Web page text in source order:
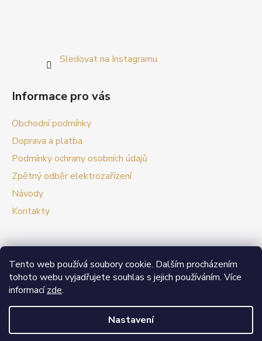
Tento web používá soubory cookie. Dalším procházením
tohoto webu vyjadřujete souhlas s jejich používáním. Více
informacízde.
Nastavení
Sledovat na Instagramu
Informace pro vás
Obchodní podmínky
Doprava a platba
Podmínky ochrany osobních údajů
Zpětný odběr elektrozařízení
Návody
Kontakty
Prezentační web Smart vypínače
V případě zájmu o velkoobchodní spolupráci nás
neváhejte kontaktovat.